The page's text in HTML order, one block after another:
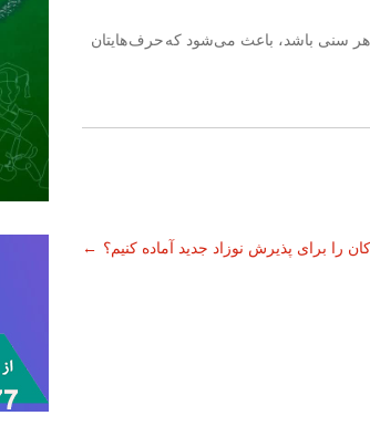
سنی باشد، باعث می‌شود که حرف هایتان
← را برای پذیرش نوزاد جدید آماده کنیم؟